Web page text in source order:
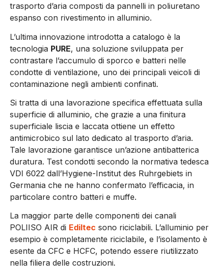
trasporto d’aria composti da pannelli in poliuretano
espanso con rivestimento in alluminio.
L’ultima innovazione introdotta a catalogo è la
tecnologia PURE, una soluzione sviluppata per
contrastare l’accumulo di sporco e batteri nelle
condotte di ventilazione, uno dei principali veicoli di
contaminazione negli ambienti confinati.
Si tratta di una lavorazione specifica effettuata sulla
superficie di alluminio, che grazie a una finitura
superficiale liscia e laccata ottiene un effetto
antimicrobico sul lato dedicato al trasporto d’aria.
Tale lavorazione garantisce un’azione antibatterica
duratura. Test condotti secondo la normativa tedesca
VDI 6022 dall’Hygiene-Institut des Ruhrgebiets in
Germania che ne hanno confermato l’efficacia, in
particolare contro batteri e muffe.
La maggior parte delle componenti dei canali
POLIISO AIR di Ediltec sono riciclabili. L’alluminio per
esempio è completamente riciclabile, e l’isolamento è
esente da CFC e HCFC, potendo essere riutilizzato
nella filiera delle costruzioni.